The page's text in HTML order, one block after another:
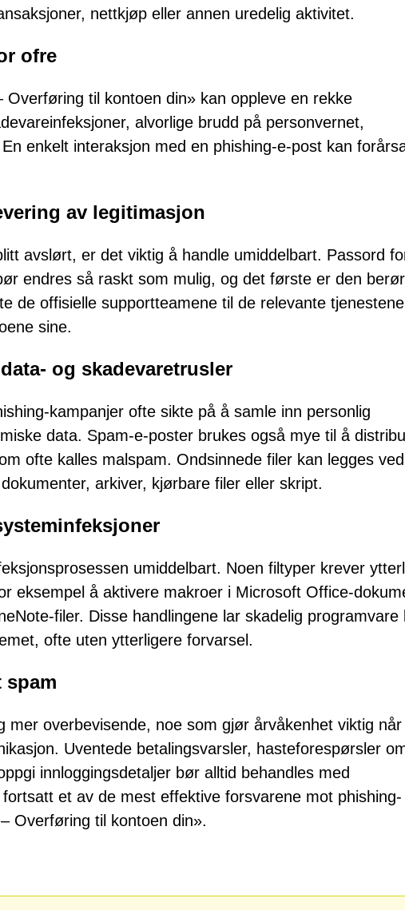
nettkjøp eller annen uredelig aktivitet.
ofre
til kontoen din» kan oppleve en rekke
alvorlige brudd på personvernet,
enkelt interaksjon med en phishing-e-post kan
av legitimasjon
avslørt, er det viktig å handle umiddelbart. Passord
endres så raskt som mulig, og det første er den
de offisielle supportteamene til de relevante
sine.
og skadevaretrusler
kampanjer ofte sikte på å samle inn personlig
data. Spam-e-poster brukes også mye til å
ofte kalles malspam. Ondsinnede filer kan legges
arkiver, kjørbare filer eller skript.
umiddelbart. Noen filtyper krever
eksempel å aktivere makroer i Microsoft Office-
filer. Disse handlingene lar skadelig programvare
ofte uten ytterligere forvarsel.
mer overbevisende, noe som gjør årvåkenhet viktig når
Uventede betalingsvarsler, hasteforespørsler
innloggingsdetaljer bør alltid behandles med
et av de mest effektive forsvarene mot phishing-
Overføring til kontoen din».